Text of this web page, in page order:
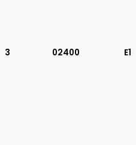
3 02400 E1